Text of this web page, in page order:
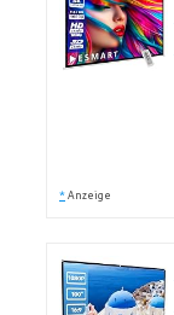
* Anzeige